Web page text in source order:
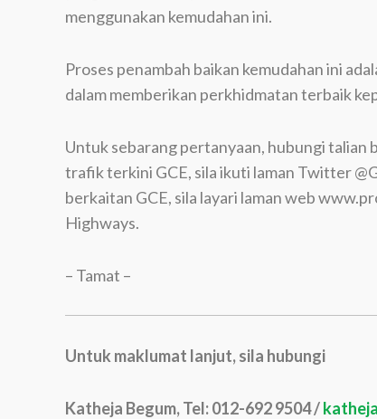
menggunakan kemudahan ini.
Proses penambah baikan kemudahan ini
dalam memberikan perkhidmatan terbaik
Untuk sebarang pertanyaan, hubungi talian
trafik terkini GCE, sila ikuti laman Twitter
berkaitan GCE, sila layari laman web
Highways.
– Tamat –
Untuk maklumat lanjut, sila hubungi
Katheja Begum, Tel: 012-692 9504 /